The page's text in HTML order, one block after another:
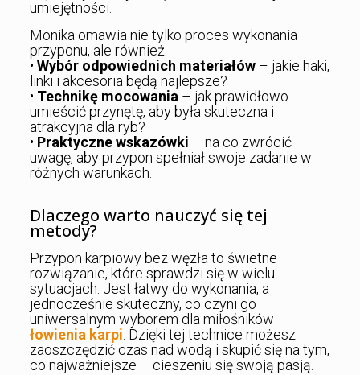
umiejętności.
Monika omawia nie tylko proces wykonania
przyponu, ale również:
• Wybór odpowiednich materiałów – jakie haki,
linki i akcesoria będą najlepsze?
• Technikę mocowania– jak prawidłowo
umieścić przynętę, aby była skuteczna i
atrakcyjna dla ryb?
• Praktyczne wskazówki – na co zwrócić
uwagę, aby przypon spełniał swoje zadanie w
różnych warunkach.
Dlaczego warto nauczyć się tej
metody?
Przypon karpiowy bez węzła to świetne
rozwiązanie, które sprawdzi się w wielu
sytuacjach. Jest łatwy do wykonania, a
jednocześnie skuteczny, co czyni go
uniwersalnym wyborem dla miłośników
łowienia karpi. Dzięki tej technice możesz
zaoszczędzić czas nad wodą i skupić się na tym,
co najważniejsze – cieszeniu się swoją pasją.